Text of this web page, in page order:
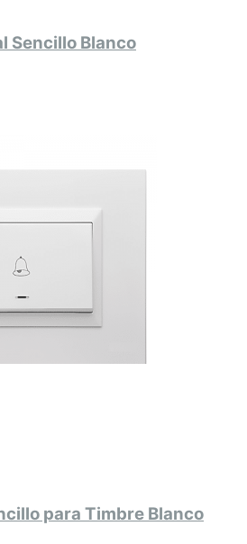
Sencillo Blanco
para Timbre Blanco